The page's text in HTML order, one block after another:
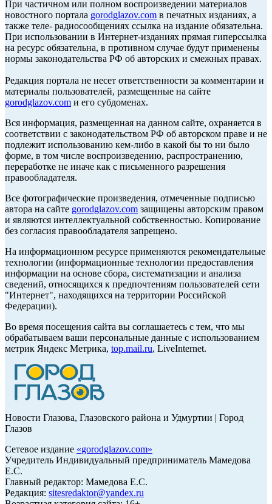
При частичном или полном воспроизведении материалов
новостного портала gorodglazov.com в печатных изданиях, а
также теле- радиосообщениях ссылка на издание обязательна.
При использовании в Интернет-изданиях прямая гиперссылка
на ресурс обязательна, в противном случае будут применены
нормы законодательства РФ об авторских и смежных правах.
Редакция портала не несет ответственности за комментарии и
материалы пользователей, размещенные на сайте
gorodglazov.com и его субдоменах.
Вся информация, размещенная на данном сайте, охраняется в
соответствии с законодательством РФ об авторском праве и не
подлежит использованию кем-либо в какой бы то ни было
форме, в том числе воспроизведению, распространению,
переработке не иначе как с письменного разрешения
правообладателя.
Все фотографические произведения, отмеченные подписью
автора на сайте gorodglazov.com защищены авторским правом
и являются интеллектуальной собственностью. Копирование
без согласия правообладателя запрещено.
На информационном ресурсе применяются рекомендательные
технологии (информационные технологии предоставления
информации на основе сбора, систематизации и анализа
сведений, относящихся к предпочтениям пользователей сети
"Интернет", находящихся на территории Российской
Федерации).
Во время посещения сайта вы соглашаетесь с тем, что мы
обрабатываем ваши персональные данные с использованием
метрик Яндекс Метрика, top.mail.ru, LiveInternet.
Новости Глазова, Глазовского района и Удмуртии | Город
Глазов
Сетевое издание «gorodglazov.com»
Учредитель Индивидуальный предприниматель Мамедова
Е.С.
Главный редактор: Мамедова Е.С.
Редакция: sitesredaktor@yandex.ru